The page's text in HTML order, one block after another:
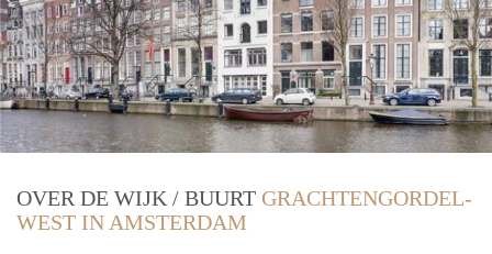
OVER DE WIJK / BUURT GRACHTENGORDEL-
WEST IN AMSTERDAM